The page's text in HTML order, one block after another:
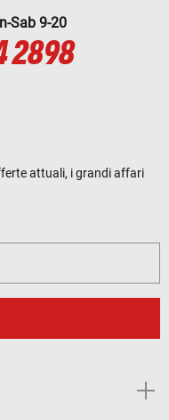
Sab 9-20
2898
attuali, i grandi affari